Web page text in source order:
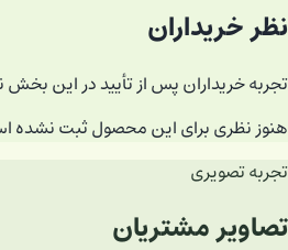
نظر خریداران
تجربه خریداران پس از تأیید در این
هنوز نظری برای این محصول ثبت نشده
تجربه تصویری
تصاویر مشتریان